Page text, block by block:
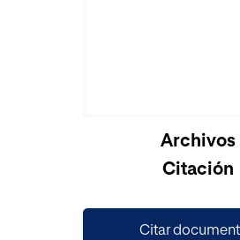
Archivos
Citación
Citar